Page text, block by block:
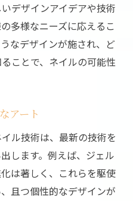
デザインアイデアや技術
多様なニーズに応えるこ
なデザインが施され、ど
ことで、ネイルの可能性
アート
ル技術は、最新の技術を
します。例えば、ジェル
は著しく、これらを駆使
且つ個性的なデザインが